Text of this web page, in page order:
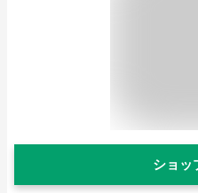
ショッ